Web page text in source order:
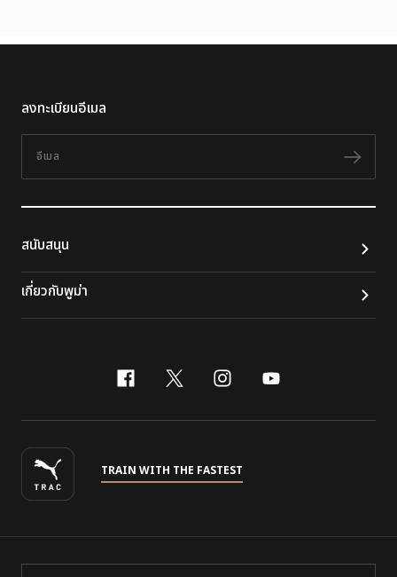
ลงทะเบียนอีเมล
ติดต
สนับสนุน
เกี่ยวกับพูม่า
facebook
x-twitter
instagram
youtube
TRAIN WITH THE FASTEST